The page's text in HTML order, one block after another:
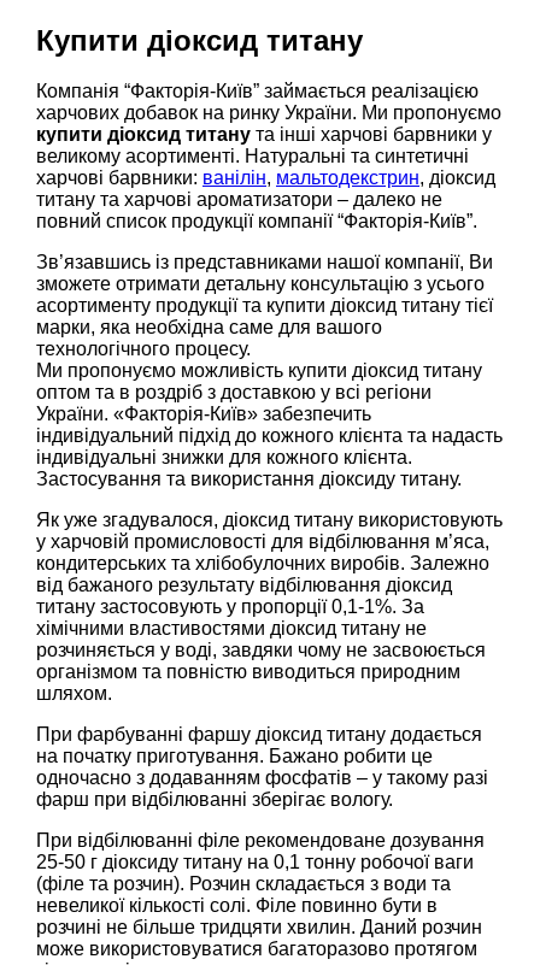
Купити діоксид титану
Компанія “Факторія-Київ” займається реалізацією
харчових добавок на ринку України. Ми пропонуємо
купити діоксид титану та інші харчові барвники у
великому асортименті. Натуральні та синтетичні
харчові барвники: ванілін, мальтодекстрин, діоксид
титану та харчові ароматизатори – далеко не
повний список продукції компанії “Факторія-Київ”.
Зв’язавшись із представниками нашої компанії, Ви
зможете отримати детальну консультацію з усього
асортименту продукції та купити діоксид титану тієї
марки, яка необхідна саме для вашого
технологічного процесу.
Ми пропонуємо можливість купити діоксид титану
оптом та в роздріб з доставкою у всі регіони
України. «Факторія-Київ» забезпечить
індивідуальний підхід до кожного клієнта та надасть
індивідуальні знижки для кожного клієнта.
Застосування та використання діоксиду титану.
Як уже згадувалося, діоксид титану використовують
у харчовій промисловості для відбілювання м’яса,
кондитерських та хлібобулочних виробів. Залежно
від бажаного результату відбілювання діоксид
титану застосовують у пропорції 0,1-1%. За
хімічними властивостями діоксид титану не
розчиняється у воді, завдяки чому не засвоюється
організмом та повністю виводиться природним
шляхом.
При фарбуванні фаршу діоксид титану додається
на початку приготування. Бажано робити це
одночасно з додаванням фосфатів – у такому разі
фарш при відбілюванні зберігає вологу.
При відбілюванні філе рекомендоване дозування
25-50 г діоксиду титану на 0,1 тонну робочої ваги
(філе та розчин). Розчин складається з води та
невеликої кількості солі. Філе повинно бути в
розчині не більше тридцяти хвилин. Даний розчин
може використовуватися багаторазово протягом